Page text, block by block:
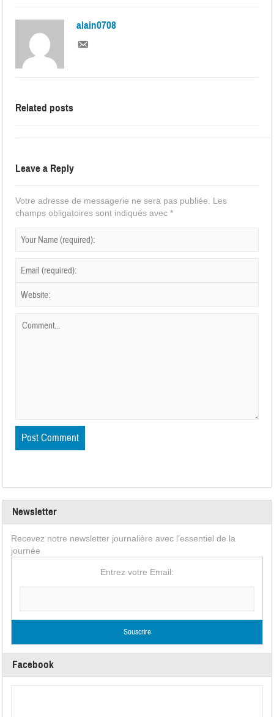
alain0708
Related posts
Leave a Reply
Votre adresse de messagerie ne sera pas publiée.
Les
champs obligatoires sont indiqués avec*
Newsletter
Recevez notre newsletter journalière avec l'essentiel de la
journée
Entrez votre Email:
Facebook